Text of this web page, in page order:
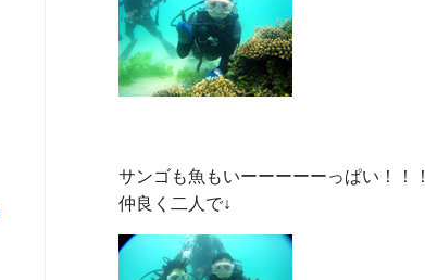
サンゴも魚もいーーーーーっぱい！！！